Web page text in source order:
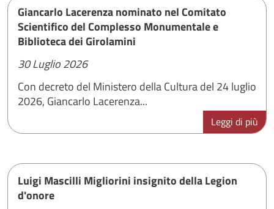
Giancarlo Lacerenza nominato nel Comitato
Scientifico del Complesso Monumentale e
Biblioteca dei Girolamini
30 Luglio 2026
Con decreto del Ministero della Cultura del 24 luglio
2026, Giancarlo Lacerenza...
Leggi di più
Luigi Mascilli Migliorini insignito della Legion
d'onore